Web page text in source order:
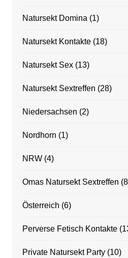
Natursekt Domina (1)
Natursekt Kontakte(18)
Natursekt Sex(13)
Natursekt Sextreffen (28)
Niedersachsen (2)
Nordhorn (1)
NRW(4)
Omas Natursekt Sextreffen
Österreich (6)
Perverse Fetisch Kontakte
Private Natursekt Party(10)